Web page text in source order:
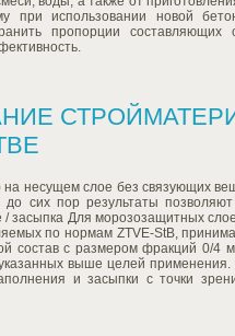
при использовании новой
пропорции составляющих
на несущем слое без связующих
сих пор результаты
засыпка Для морозозащитных
по нормам ZTVE-StB,
состав с размером фракций 0/
выше целей применения.
и засыпки с точки